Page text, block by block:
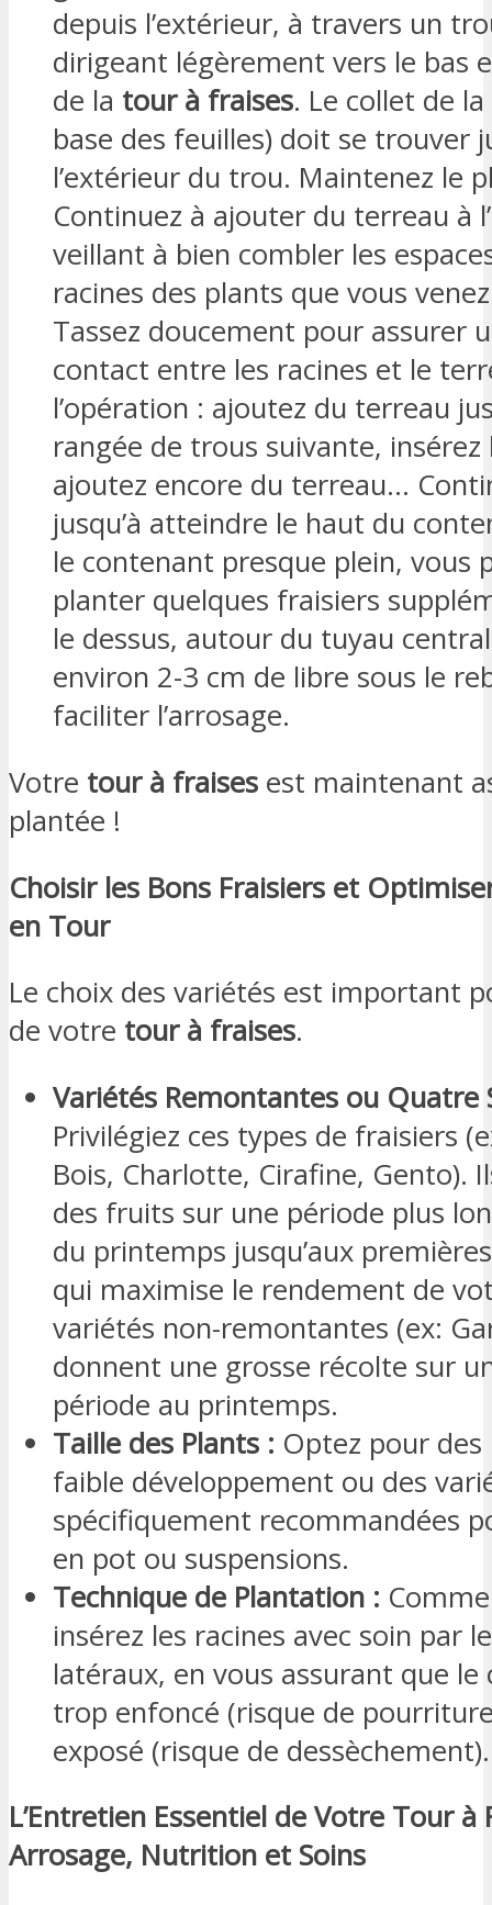
depuis l’extérieur, à travers un
dirigeant légèrement vers le bas
de la tour à fraises. Le collet de
base des feuilles) doit se trouver
l’extérieur du trou. Maintenez le
Continuez à ajouter du terreau à
veillant à bien combler les
racines des plants que vous
Tassez doucement pour assurer
contact entre les racines et le
l’opération : ajoutez du terreau
rangée de trous suivante, insérez
ajoutez encore du terreau…
jusqu’à atteindre le haut du
le contenant presque plein, vous
planter quelques fraisiers
le dessus, autour du tuyau
environ 2-3 cm de libre sous le
faciliter l’arrosage.
Votre tour à fraises est maintenant
plantée !
Choisir les Bons Fraisiers et
en Tour
Le choix des variétés est important
de votre tour à fraises.
Variétés Remontantes ou Quatre
Privilégiez ces types de fraisiers
Bois, Charlotte, Cirafine, Gento).
des fruits sur une période plus
du printemps jusqu’aux
qui maximise le rendement de
variétés non-remontantes (ex:
donnent une grosse récolte sur
période au printemps.
Taille des Plants : Optez pour des
faible développement ou des
spécifiquement recommandées
en pot ou suspensions.
Technique de Plantation :
insérez les racines avec soin par
latéraux, en vous assurant que le
trop enfoncé (risque de
exposé (risque de dessèchement).
L’Entretien Essentiel de Votre Tour à
Arrosage, Nutrition et Soins